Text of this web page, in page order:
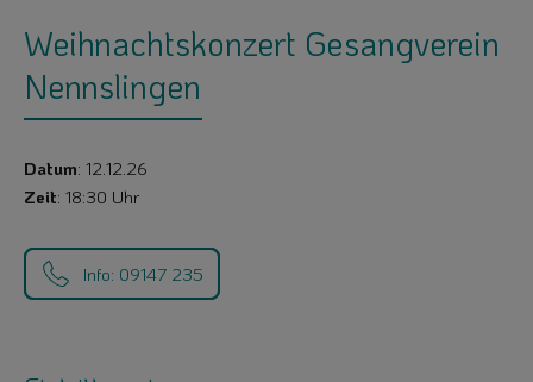
Weihnachtskonzert Gesangverein
Nennslingen
Datum: 12.12.26
Zeit: 18:30 Uhr
Info: 09147 235